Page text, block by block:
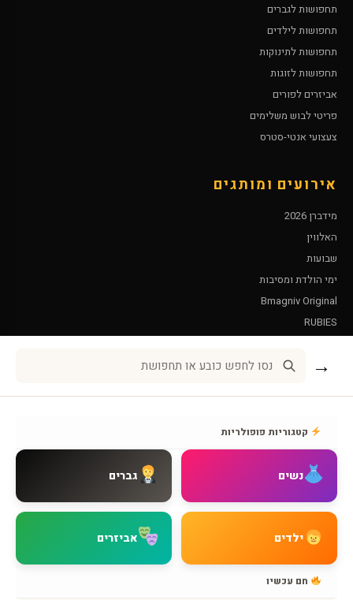
תחפושות לגברים
תחפושות לילדים
תחפושות לתינוקות
תחפושות לזוגות
אביזרים לפורים
פריטי לבוש משלימים
צעצועי אנטי-סטרס
אירועים ומותגים
מידברן 2026
האלווין
שבועות
ימי הולדת ומסיבות
Bmagniv Original
RUBIES
צור קשר
שאלות נפוצות
מדיניות משלוחים
מדיניות החזרות
מדיניות פרטיות
→
קטגוריות פופולריות
נשים גברים
ילדים אביזרים
חם עכשיו